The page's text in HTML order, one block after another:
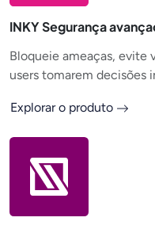
INKY Segurança
Bloqueie ameaças, evite
users tomarem decisões
Explorar o produto